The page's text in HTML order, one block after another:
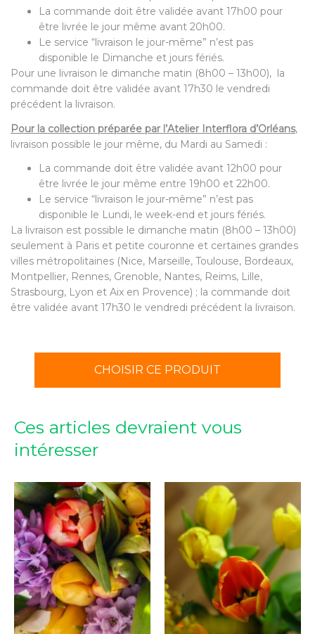
La commande doit être validée avant 17h00 pour
être livrée le jour même avant 20h00.
Le service “livraison le jour-même” n’est pas
disponible le Dimanche et jours fériés.
Pour une livraison le dimanche matin (8h00 – 13h00), la
commande doit être validée avant 17h30 le vendredi
précédent la livraison.
Pour la collection préparée par l’Atelier Interflora d’Orléans,
livraison possible le jour même, du Mardi au Samedi :
La commande doit être validée avant 12h00 pour
être livrée le jour même entre 19h00 et 22h00.
Le service “livraison le jour-même” n’est pas
disponible le Lundi, le week-end et jours fériés.
La livraison est possible le dimanche matin (8h00 – 13h00)
seulement à Paris et petite couronne et certaines grandes
villes métropolitaines (Nice, Marseille, Toulouse, Bordeaux,
Montpellier, Rennes, Grenoble, Nantes, Reims, Lille,
Strasbourg, Lyon et Aix en Provence) ; la commande doit
être validée avant 17h30 le vendredi précédent la livraison.
CHOISIR CE PRODUIT
Ces articles devraient vous
intéresser